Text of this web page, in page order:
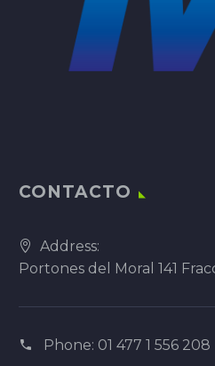
CONTACTO
Address:
Portones del Moral 141
Phone: 01 477 1 556 208